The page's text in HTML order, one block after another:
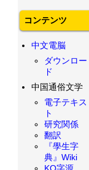
コンテンツ
中文電脳
ダウンロー
ド
中国通俗文学
電子テキス
ト
研究関係
翻訳
『學生字
典』Wiki